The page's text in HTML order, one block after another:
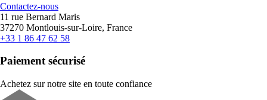
Contactez-nous
11 rue Bernard Maris
37270 Montlouis-sur-Loire, France
+33 1 86 47 62 58
Paiement sécurisé
Achetez sur notre site en toute confiance